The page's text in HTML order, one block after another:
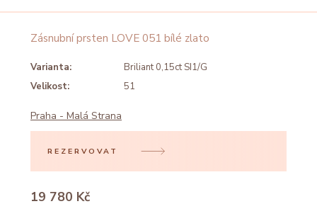
Zásnubní prsten LOVE 051 bílé zlato
Varianta:
Briliant 0,15ct SI1/G
Velikost:
51
Praha - Malá Strana
REZERVOVAT
19 780 Kč